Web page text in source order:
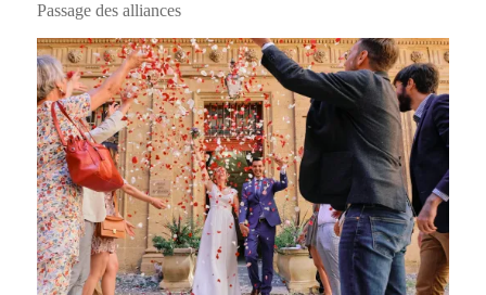
Passage des alliances